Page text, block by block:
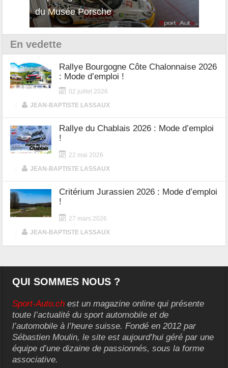
du Musée Porsche
12Cilindri Manuale
En vedette
Rallye Bourgogne Côte Chalonnaise 2026
: Mode d’emploi !
02 juillet 2026
JEAN-BAPTISTE LASSAUX
Rallye du Chablais 2026 : Mode d’emploi
!
22 mai 2026
JEAN-BAPTISTE LASSAUX
Critérium Jurassien 2026 : Mode d’emploi
!
27 mars 2026
JEAN-BAPTISTE LASSAUX
QUI SOMMES NOUS ?
Sport-Auto.ch est un magazine online qui présente
toute l’actualité du sport automobile et de
l’automobile à l’heure suisse. Fondé en 2012 par
Sébastien Moulin, le site est aujourd’hui géré par une
équipe d’une dizaine de passionnés, sous la forme
associative.